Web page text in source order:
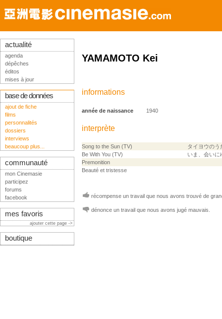
YAMAMOTO Kei
informations
année de naissance 1940
interprète
Song to the Sun (TV)
タイヨウのう
Be With You (TV)
いま、会いに
Premonition
Beauté et tristesse
récompense un travail que nous avons trouvé de
dénonce un travail que nous avons jugé mauvais.
actualité
agenda
dépêches
éditos
mises à jour
base de données
ajout de fiche
films
personnalités
dossiers
interviews
beaucoup plus...
communauté
mon Cinemasie
participez
forums
facebook
mes favoris
ajouter cette page ->
boutique